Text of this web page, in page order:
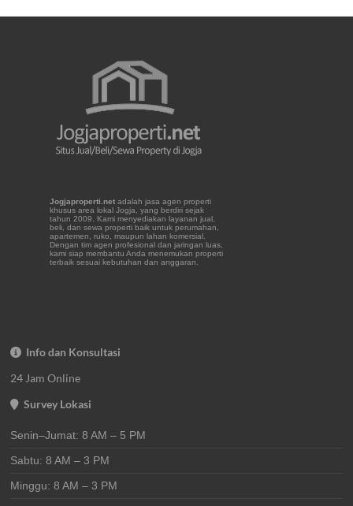
Jogjaproperti.net adalah jasa agen properti
khusus area lokal Jogja, yang berdiri sejak
tahun 2009. Kami menyediakan layanan jual,
beli, dan sewa properti baik untuk perumahan,
apartemen, ruko, maupun lahan komersial.
Dengan tim agen profesional dan jaringan luas,
kami siap membantu Anda menemukan properti
terbaik sesuai kebutuhan dan anggaran.
Info dan Konsultasi
24 Jam Online
Survey Lokasi
Senin–Jumat: 8 AM – 5 PM
Sabtu: 8 AM – 3 PM
Minggu: 8 AM – 3 PM